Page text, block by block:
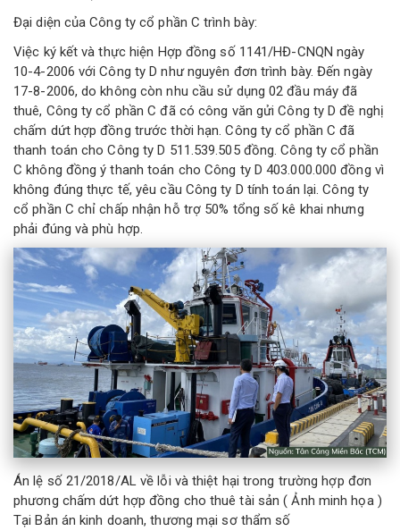
Đại diện của Công ty cổ phần C trình bày:
Việc ký kết và thực hiện Hợp đồng số 1141/HĐ-CNQN ngày
10-4-2006 với Công ty D như nguyên đơn trình bày. Đến ngày
17-8-2006, do không còn nhu cầu sử dụng 02 đầu máy đã
thuê, Công ty cổ phần C đã có công văn gửi Công ty D đề nghị
chấm dứt hợp đồng trước thời hạn. Công ty cổ phần C đã
thanh toán cho Công ty D 511.539.505 đồng. Công ty cổ phần
C không đồng ý thanh toán cho Công ty D 403.000.000 đồng vì
không đúng thực tế, yêu cầu Công ty D tính toán lại. Công ty
cổ phần C chỉ chấp nhận hỗ trợ 50% tổng số kê khai nhưng
phải đúng và phù hợp.
Án lệ số 21/2018/AL về lỗi và thiệt hại trong trường hợp đơn
phương chấm dứt hợp đồng cho thuê tài sản ( Ảnh minh họa )
Tại Bản án kinh doanh, thương mại sơ thẩm số